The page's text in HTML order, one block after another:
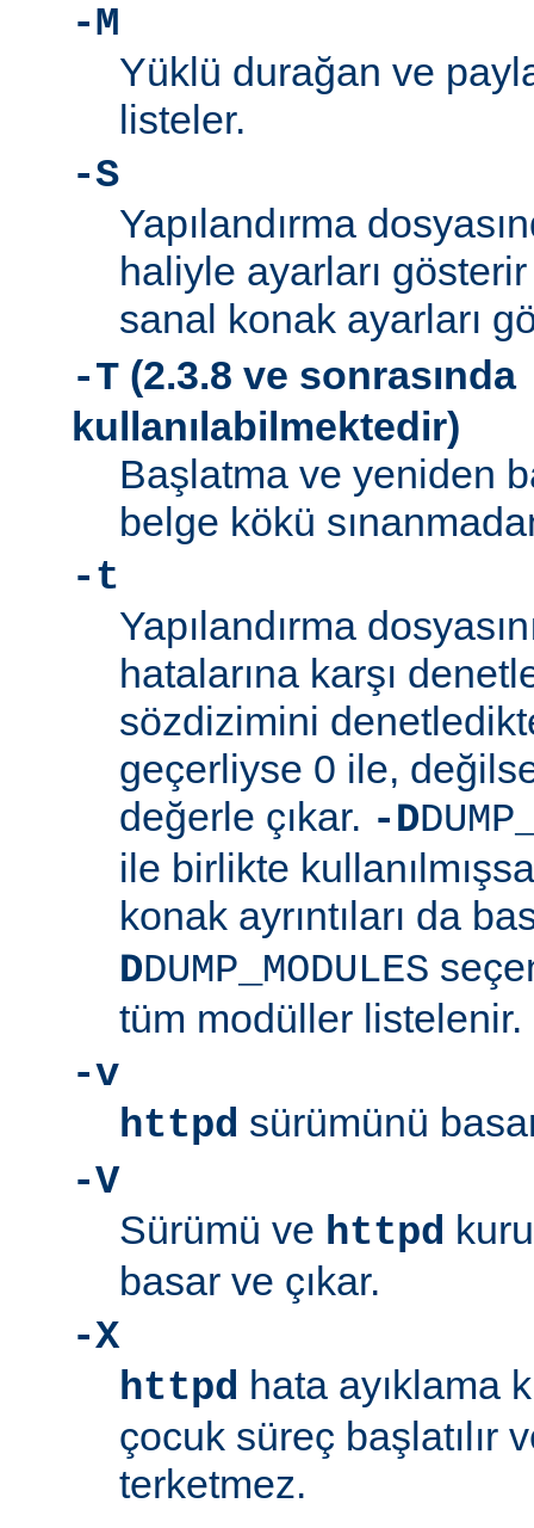
-M
Yüklü durağan ve
listeler.
-S
Yapılandırma
haliyle ayarları
sanal konak ayarları
-T (2.3.8 ve sonrasında
kullanılabilmektedir)
Başlatma ve yeniden
belge kökü
-t
Yapılandırma
hatalarına karşı
sözdizimini
geçerliyse 0 ile,
değerle çıkar. -D
ile birlikte
konak ayrıntıları da
DDUMP_MODULES
tüm modüller listelenir.
-v
httpd sürümünü
-V
Sürümü ve httpd
basar ve çıkar.
-X
httpd hata ayıklama
çocuk süreç başlatılır
terketmez.